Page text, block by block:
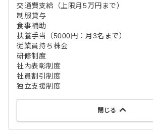
交通費支給（上限月5万円まで）
制服貸与
食事補助
扶養手当（5000円：月3名まで）
従業員持ち株会
研修制度
社内表彰制度
社員割引制度
独立支援制度
閉じる